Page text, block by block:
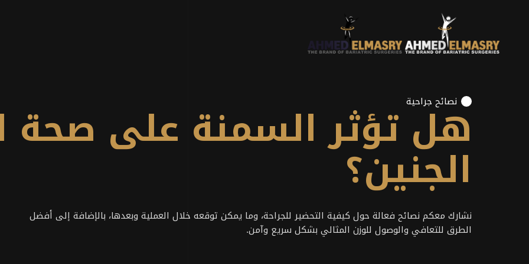
نصائح جراحية
هل تؤثر السمنة على صحة
الجنين؟
نشارك معكم نصائح فعالة حول كيفية التحضير للجراحة، وما يمكن توقعه خلال العملية وبعدها، بالإضافة إلى أفضل
الطرق للتعافي والوصول للوزن المثالي بشكل سريع وآمن.